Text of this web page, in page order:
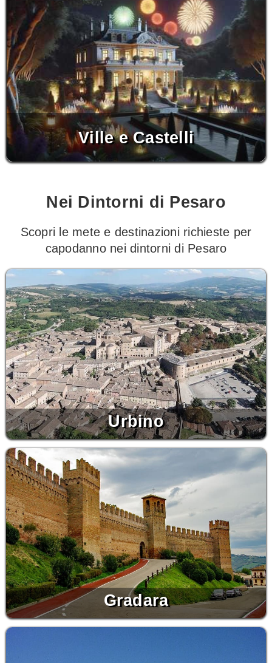
Ville e Castelli
Nei Dintorni di Pesaro
Scopri le mete e destinazioni richieste per
capodanno nei dintorni di Pesaro
Urbino
Gradara